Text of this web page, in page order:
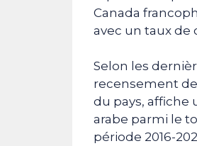
Canada
avec un taux
Selon les
recensement
du pays, affiche
arabe parmi le
période 2016-